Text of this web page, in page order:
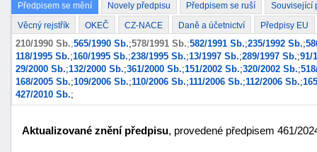
Předpisem se mění Novely předpisu Předpisem se ruší Související
Věcný rejstřík OKEČ CZ-NACE Daně a účetnictví Předpisy EU
210/1990 Sb.;565/1990 Sb.;578/1991 Sb.;582/1991 Sb.;235/1992 Sb.;
118/1995 Sb.;160/1995 Sb.;238/1995 Sb.;13/1997 Sb.;289/1997 Sb.;91/
29/2000 Sb.;132/2000 Sb.;361/2000 Sb.;151/2002 Sb.;320/2002 Sb.;
168/2005 Sb.;109/2006 Sb.;110/2006 Sb.;111/2006 Sb.;112/2006 Sb.;
427/2010 Sb.;
Aktualizované znění předpisu, provedené předpisem 461/